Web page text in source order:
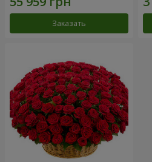
Заказать